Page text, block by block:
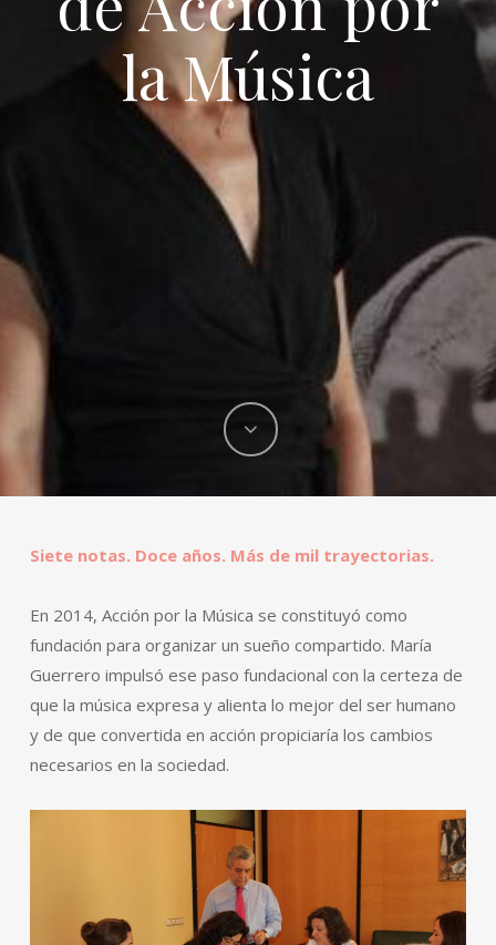
la Música
Siete notas. Doce años. Más de mil trayectorias.
En 2014, Acción por la Música se constituyó como
fundación para organizar un sueño compartido. María
Guerrero impulsó ese paso fundacional con la certeza de
que la música expresa y alienta lo mejor del ser humano
y de que convertida en acción propiciaría los cambios
necesarios en la sociedad.